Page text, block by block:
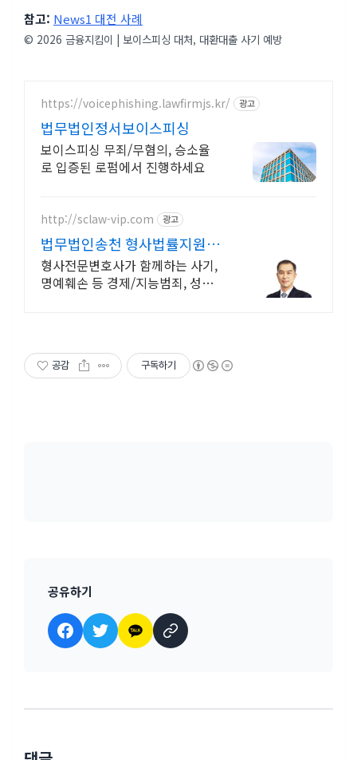
참고: News1 대전 사례
© 2026 금융지킴이 | 보이스피싱 대처, 대환대출 사기 예방
https://voicephishing.lawfirmjs.kr/ 광고
법무법인정서보이스피싱
보이스피싱 무죄/무혐의, 승소율
로 입증된 로펌에서 진행하세요
http://sclaw-vip.com 광고
법무법인송천 형사법률지원센
터
형사전문변호사가 함께하는 사기,
명예훼손 등 경제/지능범죄, 성범
공감 구독하기
공유하기